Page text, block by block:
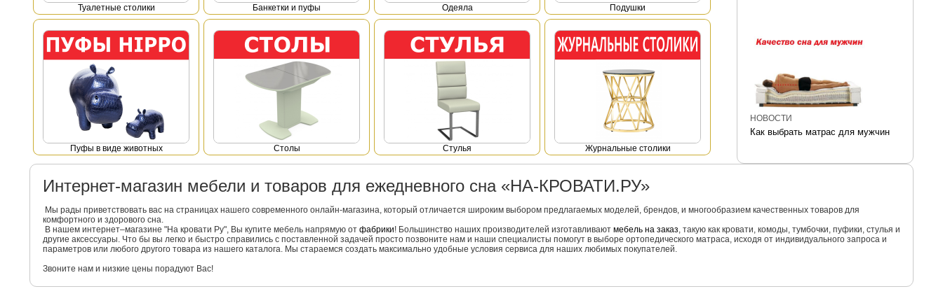
НОВОСТИ
Как выбрать матрас для мужчин
Туалетные столики Банкетки и пуфы Одеяла Подушки
Пуфы в виде животных Столы Стулья Журнальные столики
Интернет-магазин мебели и товаров для ежедневного сна «НА-КРОВАТИ.РУ»
Мы рады приветствовать вас на страницах нашего современного онлайн-магазина, который отличается широким выбором предлагаемых моделей, брендов, и многообразием качественных товаров для
комфортного и здорового сна.
В нашем интернет–магазине "На кровати Ру", Вы купите мебель напрямую от фабрики! Большинство наших производителей изготавливают мебель на заказ, такую как кровати, комоды, тумбочки, пуфики, стулья и
другие аксессуары. Что бы вы легко и быстро справились с поставленной задачей просто позвоните нам и наши специалисты помогут в выборе ортопедического матраса, исходя от индивидуального запроса и
параметров или любого другого товара из нашего каталога. Мы стараемся создать максимально удобные условия сервиса для наших любимых покупателей.
Звоните нам и низкие цены порадуют Вас!